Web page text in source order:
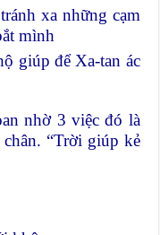
xa những cạm
mình
giúp để Xa-tan ác
nhờ 3 việc đó là
“Trời giúp kẻ